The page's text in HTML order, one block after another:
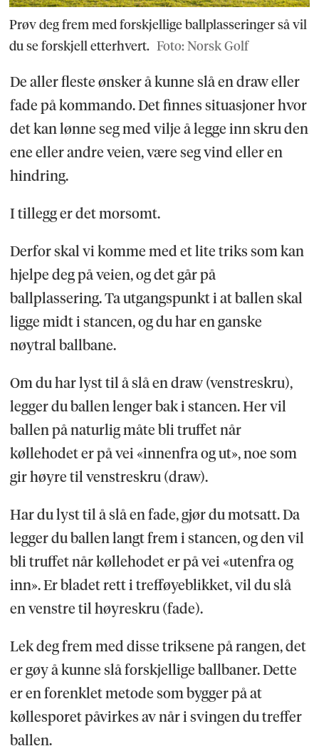
Prøv deg frem med forskjellige ballplasseringer så vil
du se forskjell etterhvert. Foto: Norsk Golf
De aller fleste ønsker å kunne slå en draw eller
fade på kommando. Det finnes situasjoner hvor
det kan lønne seg med vilje å legge inn skru den
ene eller andre veien, være seg vind eller en
hindring.
I tillegg er det morsomt.
Derfor skal vi komme med et lite triks som kan
hjelpe deg på veien, og det går på
ballplassering. Ta utgangspunkt i at ballen skal
ligge midt i stancen, og du har en ganske
nøytral ballbane.
Om du har lyst til å slå en draw (venstreskru),
legger du ballen lenger bak i stancen. Her vil
ballen på naturlig måte bli truffet når
køllehodet er på vei «innenfra og ut», noe som
gir høyre til venstreskru (draw).
Har du lyst til å slå en fade, gjør du motsatt. Da
legger du ballen langt frem i stancen, og den vil
bli truffet når køllehodet er på vei «utenfra og
inn». Er bladet rett i trefføyeblikket, vil du slå
en venstre til høyreskru (fade).
Lek deg frem med disse triksene på rangen, det
er gøy å kunne slå forskjellige ballbaner. Dette
er en forenklet metode som bygger på at
køllesporet påvirkes av når i svingen du treffer
ballen.